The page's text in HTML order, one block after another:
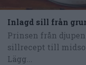
Inlagd sill från
Prinsen från
sillrecept till
Lägg...